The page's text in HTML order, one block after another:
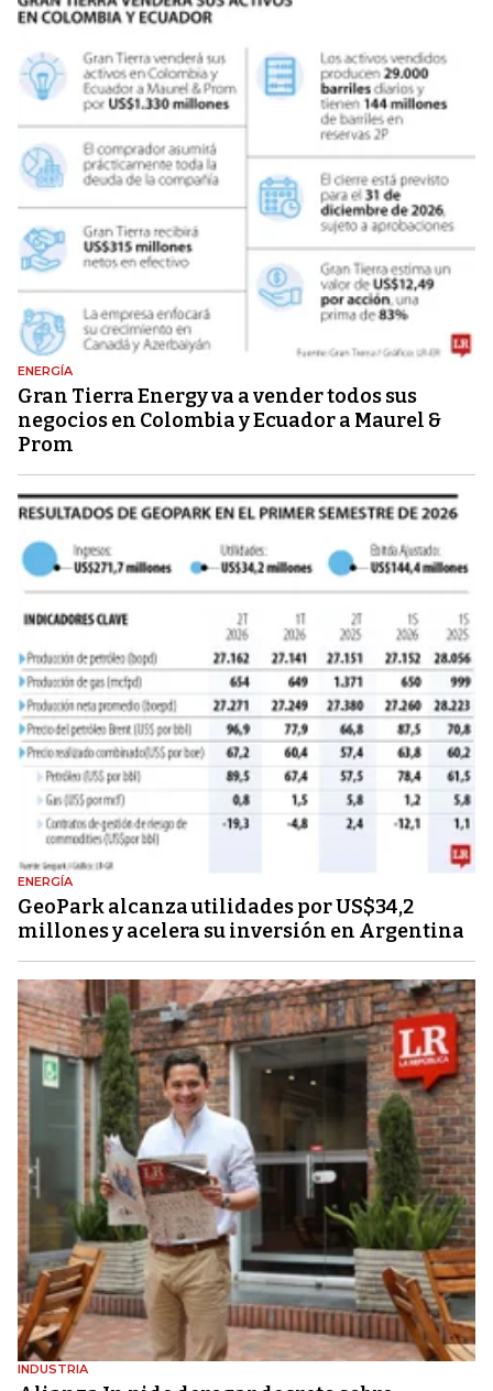
ENERGÍA
Gran Tierra Energy va a vender todos sus
negocios en Colombia y Ecuador a Maurel &
Prom
ENERGÍA
GeoPark alcanza utilidades por US$34,2
millones y acelera su inversión en Argentina
INDUSTRIA